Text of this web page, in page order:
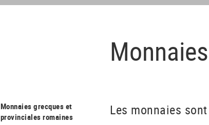
Monnaies grecques et
provinciales romaines
Les monnaies